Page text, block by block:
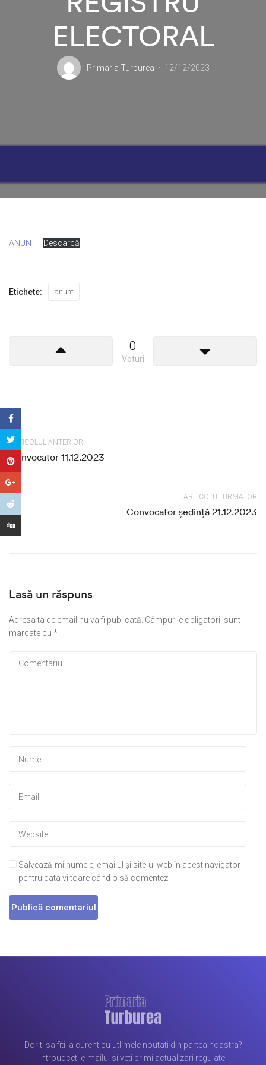
ELECTORAL
Primaria Turburea 12/12/2023
ANUNT Descarcă
Etichete: anunt
0
Voturi
ARTICOLUL ANTERIOR
Convocator 11.12.2023
ARTICOLUL URMATOR
Convocator ședință 21.12.2023
Lasă un răspuns
Adresa ta de email nu va fi publicată. Câmpurile obligatorii sunt
marcate cu *
Salvează-mi numele, emailul și site-ul web în acest navigator
pentru data viitoare când o să comentez.
Doriti sa fiti la curent cu utlimele noutati din partea noastra?
Introudceti e-mailul si veti primi actualizari regulate.